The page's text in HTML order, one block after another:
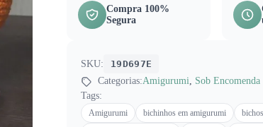
Compra 100%
Segura
SKU:
19D697E
Categorias:Amigurumi, Sob Encomenda
Tags:
Amigurumi bichinhos em amigurumi